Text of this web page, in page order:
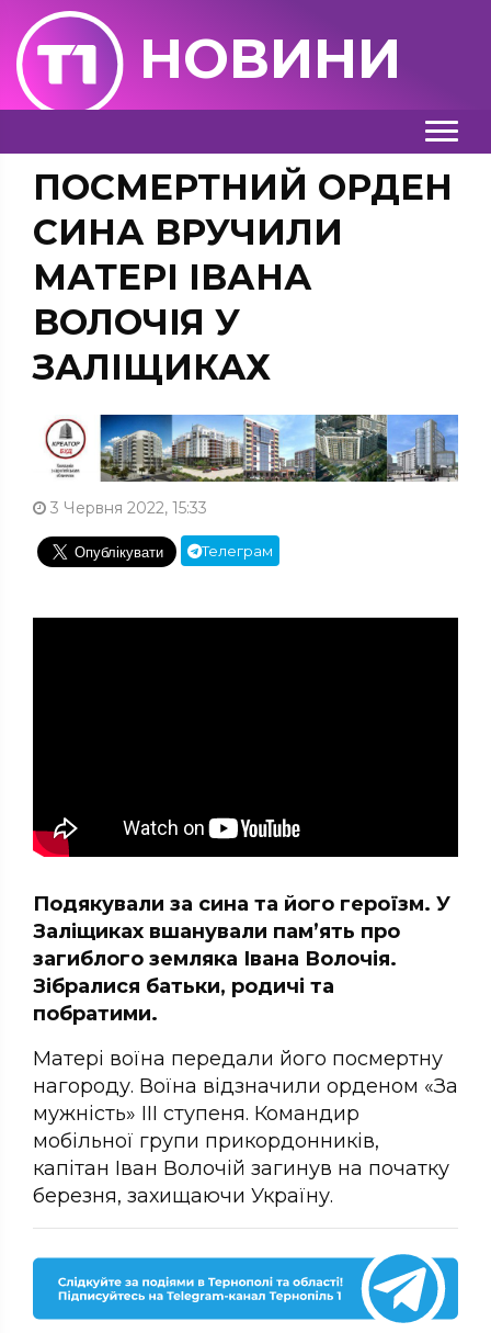
НОВИНИ
ПОСМЕРТНИЙ ОРДЕН
СИНА ВРУЧИЛИ
МАТЕРІ ІВАНА
ВОЛОЧІЯ У
ЗАЛІЩИКАХ
3 Червня 2022, 15:33
Телеграм
Подякували за сина та його героїзм. У
Заліщиках вшанували пам’ять про
загиблого земляка Івана Волочія.
Зібралися батьки, родичі та
побратими.
Матері воїна передали його посмертну
нагороду. Воїна відзначили орденом «За
мужність» ІІІ ступеня. Командир
мобільної групи прикордонників,
капітан Іван Волочій загинув на початку
березня, захищаючи Україну.